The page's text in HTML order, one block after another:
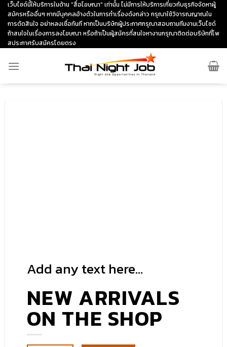
Skip
content
เว็บไซด์นี้ให้บริการในด้าน "สื่อโฆษณา" เท่านั้น ไม่มีการให้บริการเกี่ยวกับธุรกิจจัดหาผู้
สมัครหรืออื่นๆ หากมีบุคคลอ้างตัวในการทำเรื่องดังกล่าว กรุณาใช้วิจารณญาณใน
การตัดสินใจ อย่าหลงเชื่อทันที หากเป็นบริษัทผู้ประกาศกรุณาสอบถามทีมงานเว็บไซด์
ถ้าสนใจในเรื่องการลงโฆษณา หรือถ้าเป็นผู้สมัครที่สนใจหางานกรุณาติดต่อบริษัทที่โพ
สประกาศรับสมัครโดยตรง
Add any text here…
NEW ARRIVALS
ON THE SHOP